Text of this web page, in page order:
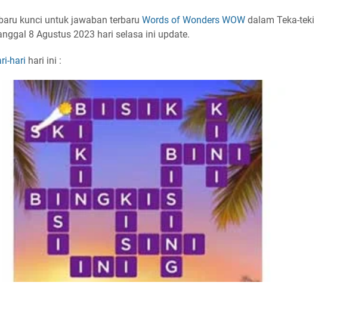
kunci untuk jawaban terbaru Words of Wonders WOW dalam Teka-teki
8 Agustus 2023 hari selasa ini update.
hari hari ini :